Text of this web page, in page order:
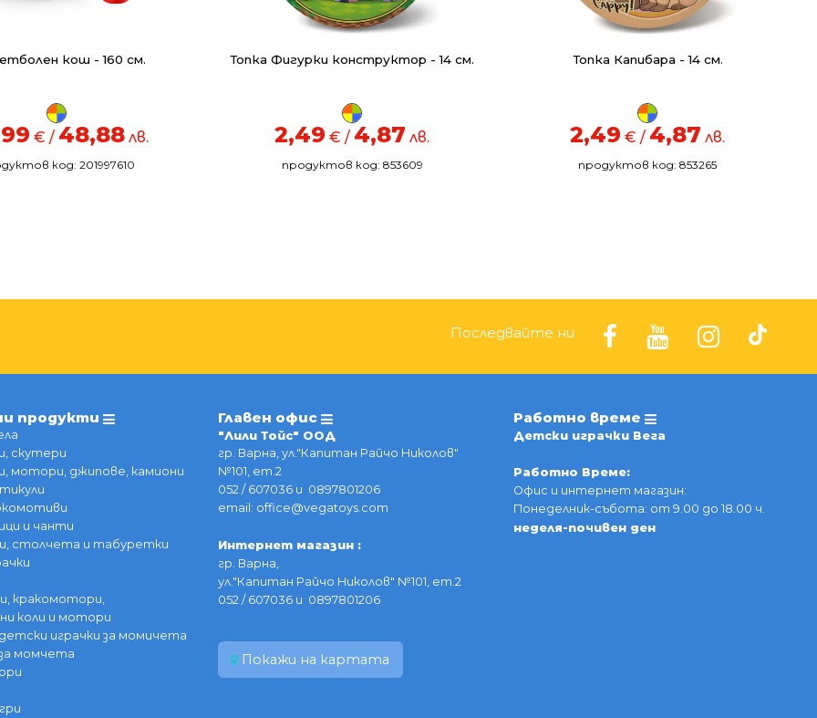
кош - 160 см.
€ / 48,88 лв.
код: 201997610
Топка Фигурки конструктор - 14 см.
2,49 € / 4,87 лв.
продуктов код: 853609
Топка Капибара - 14 см.
2,49 € / 4,87 лв.
продуктов код: 853265
Последвайте ни
продукти
скутери
мотори, джипове, камиони
и чанти
столчета и табуретки
кракомотори,
коли и мотори
играчки за момичета
момчета
Главен офис
"Лили Тойс" ООД
гр. Варна, ул."Капитан Райчо Николов"
№101, ет.2
052 / 607036 и 0897801206
email: office@vegatoys.com
Интернет магазин :
гр. Варна,
ул."Капитан Райчо Николов" №101, ет.2
052 / 607036 и 0897801206
Покажи на картата
Работно време
Детски играчки Вега
Работно Време:
Офис и интернет магазин:
Понеделник-събота: от 9.00 до 18.00 ч.
неделя-почивен ден